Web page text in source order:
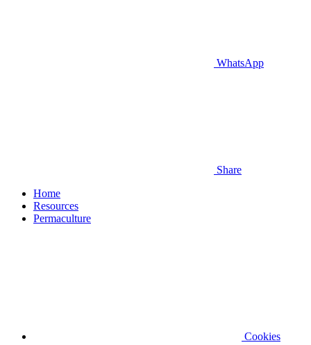
WhatsApp
Share
Home
Resources
Permaculture
Cookies